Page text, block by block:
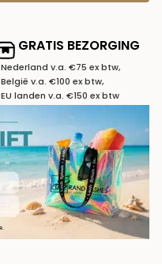
GRATIS BEZORGING
Nederland v.a. €75 ex btw,
België v.a. €100 ex btw,
EU landen v.a. €150 ex btw